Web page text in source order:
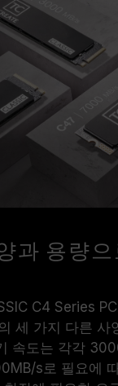
과 용량
C4 Series
세 가지 다른 사
속도는 각각
s로 필요에